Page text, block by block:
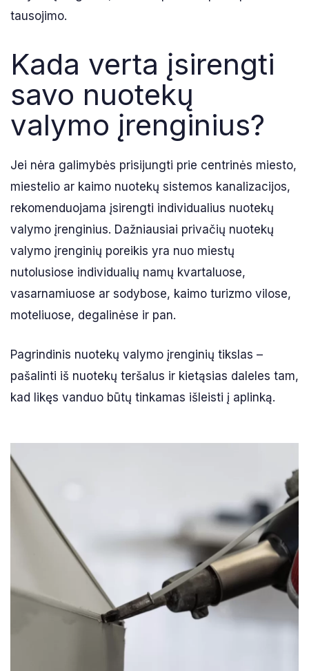
tausojimo.
Kada verta įsirengti
savo nuotekų
valymo įrenginius?
Jei nėra galimybės prisijungti prie centrinės miesto,
miestelio ar kaimo nuotekų sistemos kanalizacijos,
rekomenduojama įsirengti individualius nuotekų
valymo įrenginius. Dažniausiai privačių nuotekų
valymo įrenginių poreikis yra nuo miestų
nutolusiose individualių namų kvartaluose,
vasarnamiuose ar sodybose, kaimo turizmo vilose,
moteliuose, degalinėse ir pan.
Pagrindinis nuotekų valymo įrenginių tikslas –
pašalinti iš nuotekų teršalus ir kietąsias daleles tam,
kad likęs vanduo būtų tinkamas išleisti į aplinką.